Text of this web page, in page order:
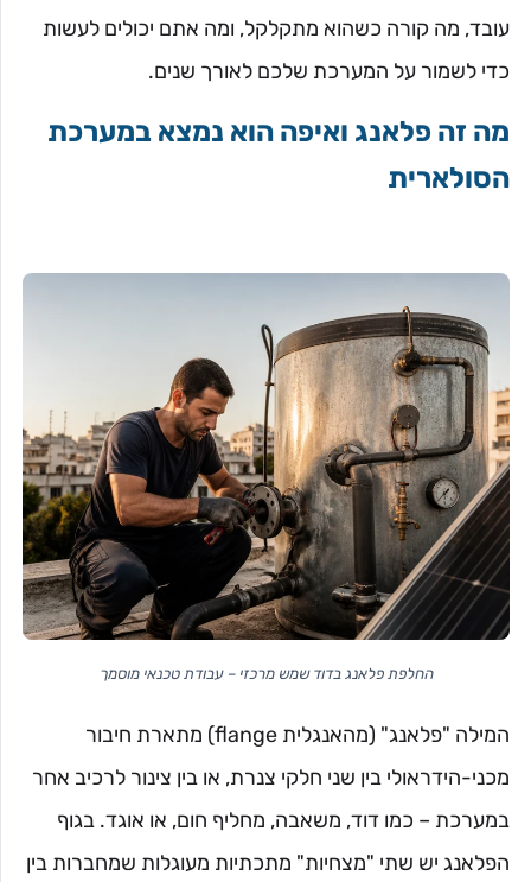
עובד, מה קורה כשהוא מתקלקל, ומה אתם יכולים לעשות
כדי לשמור על המערכת שלכם לאורך שנים.
מה זה פלאנג ואיפה הוא נמצא במערכת
הסולארית
החלפת פלאנג בדוד שמש מרכזי – עבודת טכנאי מוסמך
המילה "פלאנג" (מהאנגלית flange) מתארת חיבור
מכני-הידראולי בין שני חלקי צנרת, או בין צינור לרכיב אחר
במערכת – כמו דוד, משאבה, מחליף חום, או אוגד. בגוף
הפלאנג יש שתי "מצחיות" מתכתיות מעוגלות שמחברות בין